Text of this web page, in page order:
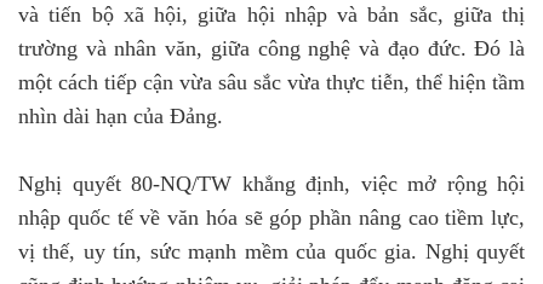
và tiến bộ xã hội, giữa hội nhập và bản sắc, giữa thị
trường và nhân văn, giữa công nghệ và đạo đức. Đó là
một cách tiếp cận vừa sâu sắc vừa thực tiễn, thể hiện tầm
nhìn dài hạn của Đảng.
Nghị quyết 80-NQ/TW khẳng định, việc mở rộng hội
nhập quốc tế về văn hóa sẽ góp phần nâng cao tiềm lực,
vị thế, uy tín, sức mạnh mềm của quốc gia. Nghị quyết